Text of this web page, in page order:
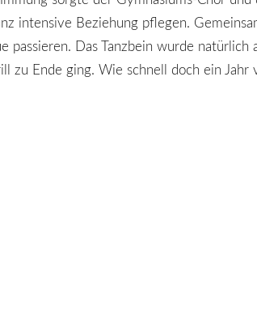
intensive Beziehung pflegen.
passieren. Das Tanzbein wurde
zu Ende ging. Wie schnell doch ein Jahr